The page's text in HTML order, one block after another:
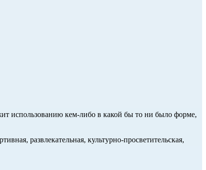
использованию кем-либо в какой бы то ни было форме,
развлекательная, культурно-просветительская,